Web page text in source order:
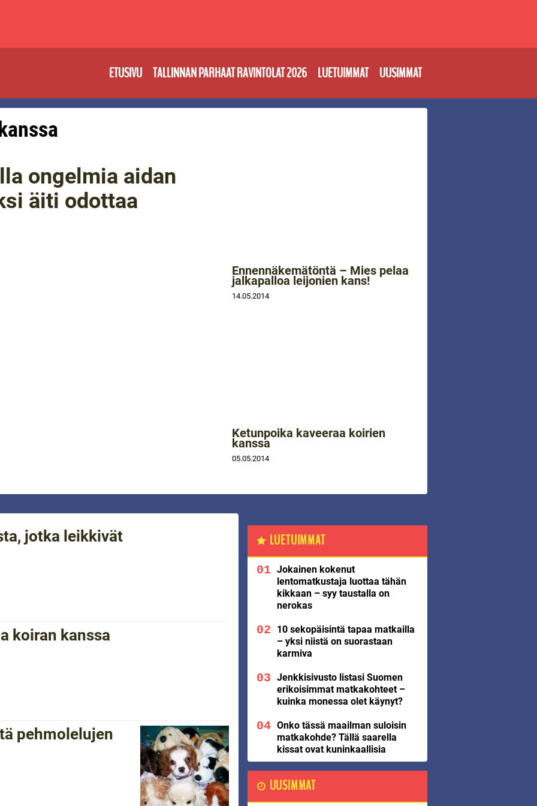
ETUSIVU TALLINNAN PARHAAT RAVINTOLAT 2026 LUETUIMMAT UUSIMMAT
ongelmia aidan
äiti odottaa
Ennennäkemätöntä – Mies pelaa
jalkapalloa leijonien kans!
14.05.2014
Ketunpoika kaveeraa koirien
kanssa
05.05.2014
jotka leikkivät
koiran kanssa
pehmolelujen
LUETUIMMAT
Jokainen kokenut
lentomatkustaja luottaa tähän
kikkaan – syy taustalla on
nerokas
10 sekopäisintä tapaa matkailla
– yksi niistä on suorastaan
karmiva
Jenkkisivusto listasi Suomen
erikoisimmat matkakohteet –
kuinka monessa olet käynyt?
Onko tässä maailman suloisin
matkakohde? Tällä saarella
kissat ovat kuninkaallisia
UUSIMMAT